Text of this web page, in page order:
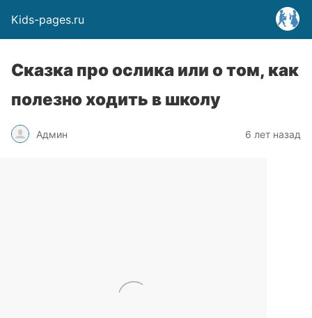
Kids-pages.ru
Сказка про ослика или о том, как
полезно ходить в школу
Админ 6 лет назад